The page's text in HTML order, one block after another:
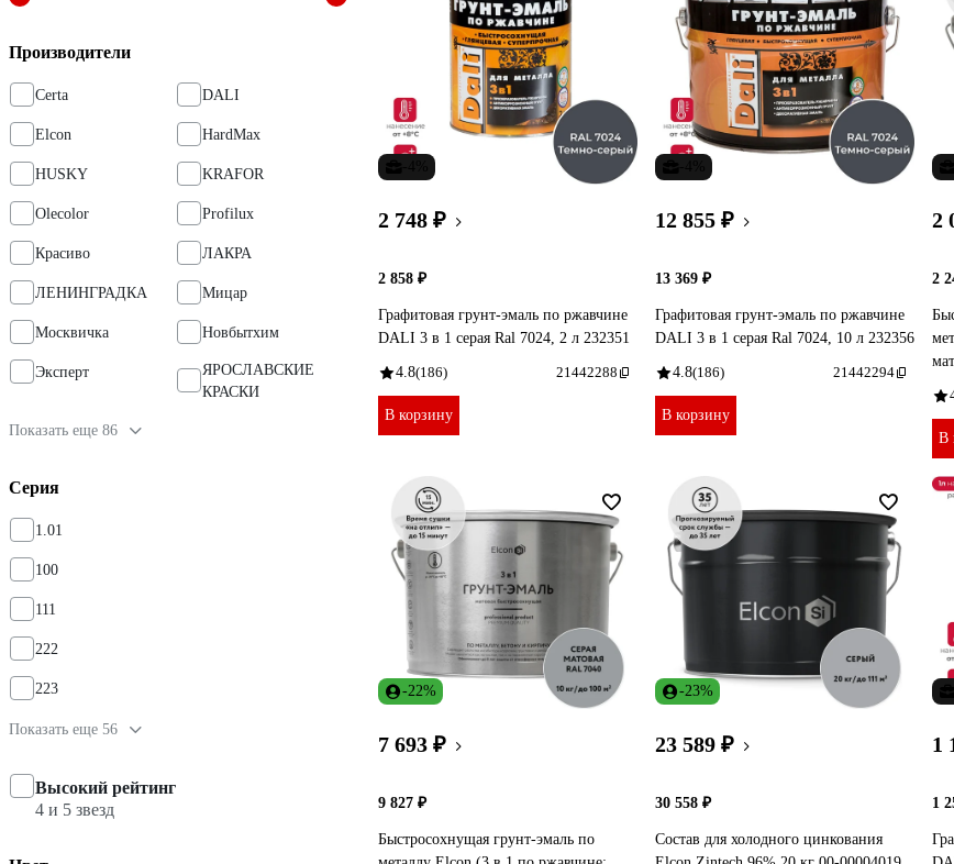
Производители
Certa DALI
Elcon HardMax
HUSKY KRAFOR
Olecolor Profilux
Красиво ЛАКРА
ЛЕНИНГРАДКА Мицар
Москвичка Новбытхим
Эксперт
ЯРОСЛАВСКИЕ
КРАСКИ
Показать еще 86
Серия
1.01
100
111
222
223
Показать еще 56
Высокий рейтинг
4 и 5 звезд
2 748 ₽
2 858 ₽
Графитовая грунт-эмаль по ржавчине
DALI 3 в 1 серая Ral 7024, 2 л 232351
4.8(186) 21442288
В корзину
12 855 ₽
13 369 ₽
Графитовая грунт-эмаль по ржавчине
DALI 3 в 1 серая Ral 7024, 10 л 232356
4.8(186) 21442294
В корзину
2
2
В
-22%
7 693 ₽
9 827 ₽
Быстросохнущая грунт-эмаль по
-23%
23 589 ₽
30 558 ₽
Состав для холодного цинкования
1
1